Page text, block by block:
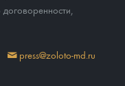
press@zoloto-md.ru